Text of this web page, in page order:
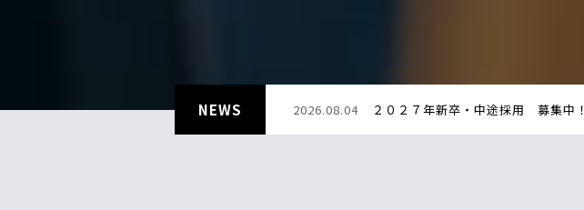
NEWS 2026.08.04 ２０２７年新卒・中途採用 募集中！